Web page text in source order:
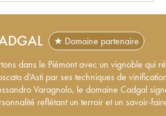
★ Domaine partenaire
dans le Piémont avec un vignoble qui
d’Asti par ses techniques de
Varagnolo, le domaine Cadgal
reflétant un terroir et un savoir-